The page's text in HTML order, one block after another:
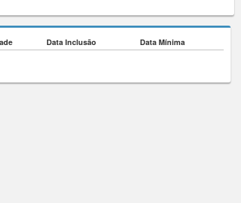
Data Inclusão Data Mínima